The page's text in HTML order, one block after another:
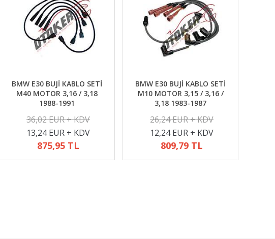
BMW E30 BUJİ KABLO SETİ
M40 MOTOR 3,16 / 3,18
1988-1991
36,02 EUR + KDV
13,24 EUR + KDV
875,95 TL
BMW E30 BUJİ KABLO SETİ
M10 MOTOR 3,15 / 3,16 /
3,18 1983-1987
26,24 EUR + KDV
12,24 EUR + KDV
809,79 TL